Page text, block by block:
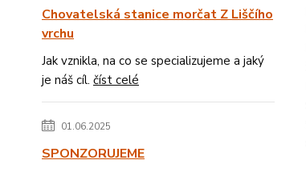
Chovatelská stanice morčat Z Liščího
vrchu
Jak vznikla, na co se specializujeme a jaký
je náš cíl. číst celé
01.06.2025
SPONZORUJEME